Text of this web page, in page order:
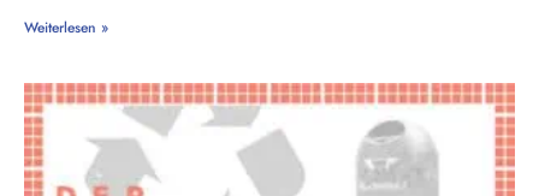
Weiterlesen »